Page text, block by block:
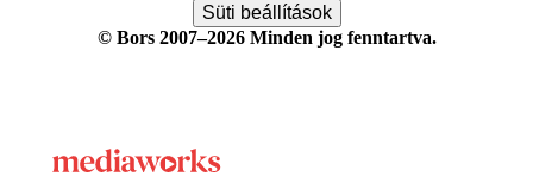
Süti beállítások
© Bors 2007–2026 Minden jog fenntartva.